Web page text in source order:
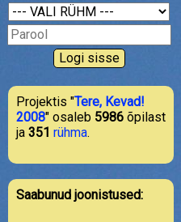
Projektis "Tere, Kevad!
2008" osaleb 5986 õpilast
ja 351 rühma.
Saabunud joonistused: